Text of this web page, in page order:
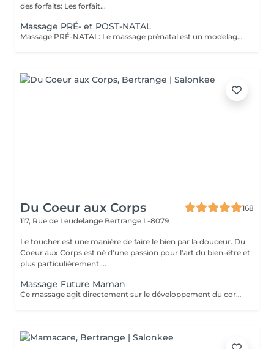
des forfaits: Les forfait...
Massage PRÉ- et POST-NATAL
Massage PRÉ-NATAL: Le massage prénatal est un modelage thérapeutique spécialement conçu pour accompagner les femmes enceintes à travers leur grossesse et les bouleversements que celle-ci occasionne sur leur corps et leur psyché : pendant neuf mois, le corps subit, en effet, des changements extrêmement éprouvants que le massage prénatal peut atténuer. Relaxant et réconfortant, le massage prénatal permet à la fois de soulager le mental, la fatigue, mais aussi le physique grâce à des techniques douces de modelage qui vont venir stimuler les muscles et les articulations, améliorer la posture ou encore favoriser la circulation sanguine et lymphatique, très impactées lors de la grossesse. Le massage prénatal se pratique à partir du 4ème mois de grossesse. Massage POST-NATAL: Le massage post-natal est une pratique qui existe depuis des millénaires ayant pour but de soutenir et réconforter les nouvelles mamans dans leur période post-accouchement. Il s'agit d'un type de massage spécialement conçu pour répondre aux besoins émotionnels et physiques des femmes après la naissance du nouveau-né. Le massage offre de nombreux bienfaits, tant sur le plan psychologique que physique, ce qui constitue une source solide au rétablissement et à la relaxation de la mère.
Du Coeur aux Corps
168
117, Rue de Leudelange Bertrange L-8079
Le toucher est une manière de faire le bien par la douceur. Du
Coeur aux Corps est né d'une passion pour l'art du bien-être et
plus particulièrement ...
Massage Future Maman
Ce massage agit directement sur le développement du corps de la future maman. Il soulage les douleurs et les tensions musculaires ainsi que les crampes dans les jambes. Il permet également de favoriser le sommeil et la récupération, ainsi que la diminution des douleurs sciatiques. Du côté de bébé, il ressentira aussi le bien-être de sa maman et pourra donc se sentir en sécurité et heureux. Le massage est réalisé avec l'aide d'un coussin conçu spécialement pour vous permettre de vous allonger sur le ventre en toute sécurité et confort.